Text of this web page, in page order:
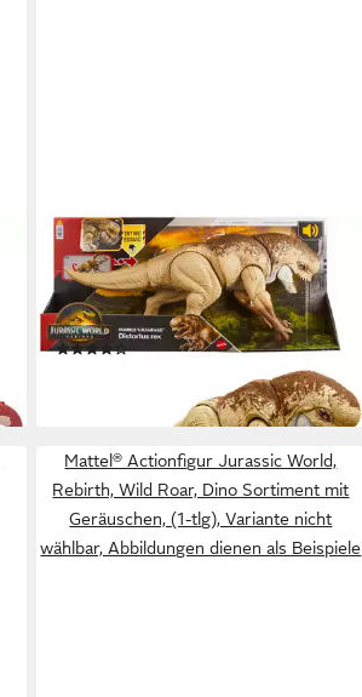
MATTEL®
Actionfigur Jurassic World - Feature
D-Rex, mit Beiß-Angriff und
Brüllgeräusch
(3)
Mattel® Actionfigur Jurassic World,
Rebirth, Wild Roar, Dino Sortiment mit
Geräuschen, (1-tlg), Variante nicht
wählbar, Abbildungen dienen als Beispiele